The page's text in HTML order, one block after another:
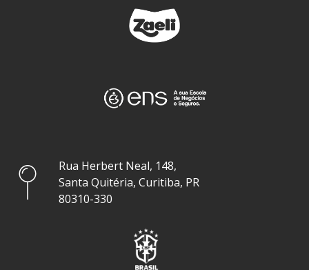
Rua Herbert Neal, 148,
Santa Quitéria, Curitiba, PR
80310-330